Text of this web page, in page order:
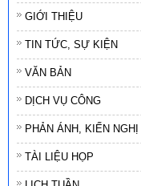
GIỚI THIỆU
TIN TỨC, SỰ KIỆN
VĂN BẢN
DỊCH VỤ CÔNG
PHẢN ÁNH, KIẾN NGHỊ
TÀI LIỆU HỌP